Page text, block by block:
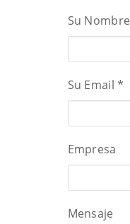
Su Nombre
Su Email*
Empresa
Mensaje